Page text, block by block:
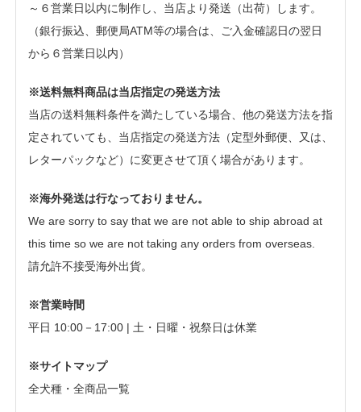
～６営業日以内に制作し、当店より発送（出荷）します。
（銀行振込、郵便局ATM等の場合は、ご入金確認日の翌日
から６営業日以内）
※送料無料商品は当店指定の発送方法
当店の送料無料条件を満たしている場合、他の発送方法を指
定されていても、当店指定の発送方法（定型外郵便、又は、
レターパックなど）に変更させて頂く場合があります。
※海外発送は行なっておりません。
We are sorry to say that we are not able to ship abroad at
this time so we are not taking any orders from overseas.
請允許不接受海外出貨。
※営業時間
平日 10:00－17:00 | 土・日曜・祝祭日は休業
※サイトマップ
全犬種・全商品一覧